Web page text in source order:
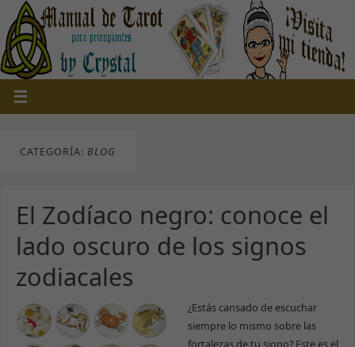
CATEGORÍA: BLOG
El Zodíaco negro: conoce el
lado oscuro de los signos
zodiacales
¿Estás cansado de escuchar
siempre lo mismo sobre las